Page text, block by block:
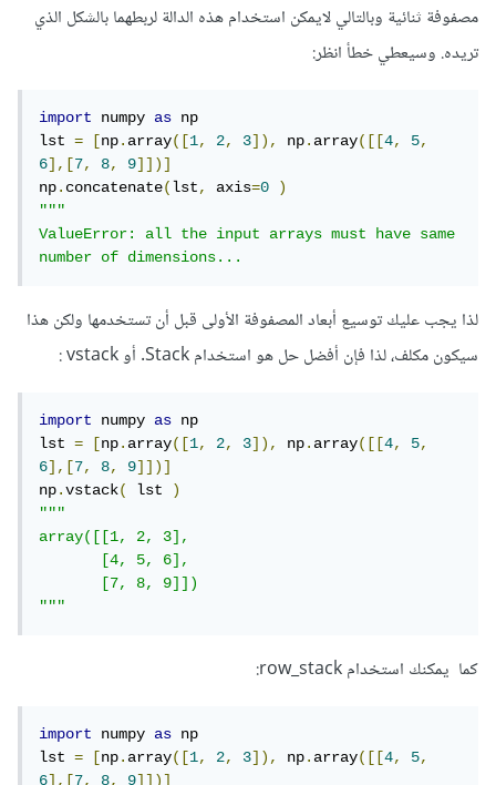
مصفوفة ثنائية وبالتالي لايمكن استخدام هذه الدالة لربطهما بالشكل الذي
تريده. وسيعطي خطأ انظر:
import numpy as np
lst = [np.array([1, 2, 3]), np.array([[4, 5,
6],[7, 8, 9]])]
np.concatenate(lst, axis=0
)
"""
ValueError: all the input arrays must have same
number of dimensions...
لذا يجب عليك توسيع أبعاد المصفوفة الأولى قبل أن تستخدمها ولكن هذا
سيكون مكلف، لذا فإن أفضل حل هو استخدام Stack. أو vstack :
import numpy as np
lst = [np.array([1, 2, 3]), np.array([[4, 5,
6],[7, 8, 9]])]
np.vstack( lst )
"""
array([[1, 2, 3],
"""
كما يمكنك استخدام row_stack:
import numpy as np
lst = [np.array([1, 2, 3]), np.array([[4, 5,
6],[7, 8, 9]])]